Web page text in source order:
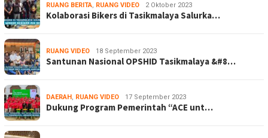
RUANG BERITA, RUANG VIDEO 2 Oktober 2023
Kolaborasi Bikers di Tasikmalaya Salurka…
RUANG VIDEO 18 September 2023
Santunan Nasional OPSHID Tasikmalaya &#8…
DAERAH, RUANG VIDEO 17 September 2023
Dukung Program Pemerintah “ACE unt…